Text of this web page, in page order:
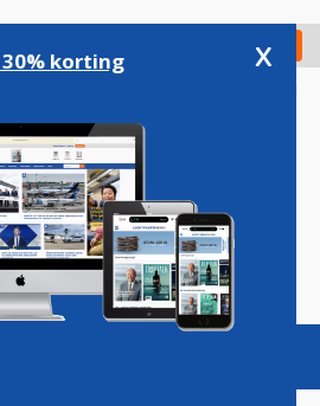
Check in
Podcasts Vacatures
korting x